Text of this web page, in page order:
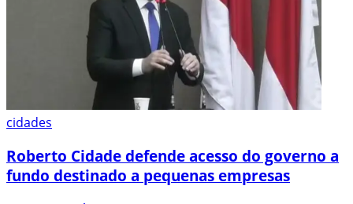
cidades
Roberto Cidade defende acesso do governo a
fundo destinado a pequenas empresas